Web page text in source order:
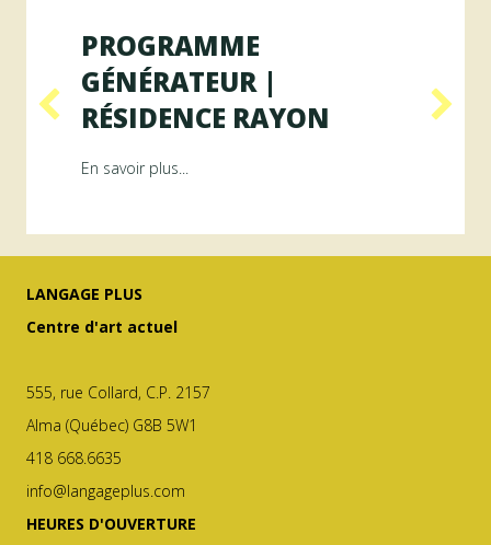
ArAMiS
PROGRAMME
GÉNÉRATEUR |
RÉSIDENCE RAYON
En savoir plus...
LANGAGE PLUS
Centre d'art actuel
555, rue Collard, C.P. 2157
Alma (Québec) G8B 5W1
418 668.6635
info@langageplus.com
HEURES D'OUVERTURE